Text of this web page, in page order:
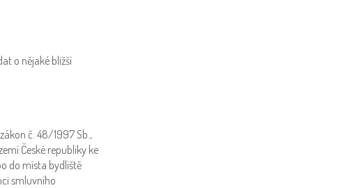
o nějaké bližší
č. 48/1997 Sb.,
České republiky ke
do místa bydliště
smluvního